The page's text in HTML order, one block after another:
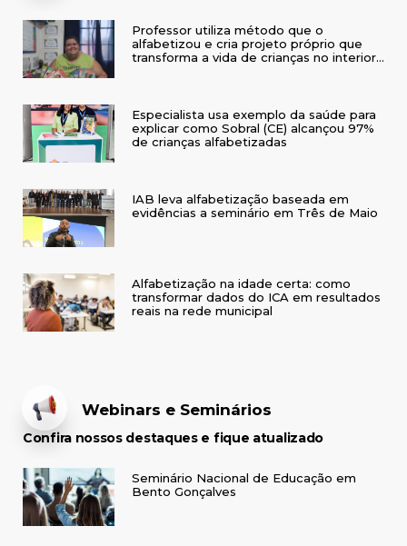
Professor utiliza método que o
alfabetizou e cria projeto próprio que
transforma a vida de crianças no interior
Especialista usa exemplo da saúde para
explicar como Sobral (CE) alcançou 97%
de crianças alfabetizadas
IAB leva alfabetização baseada em
evidências a seminário em Três de Maio
Alfabetização na idade certa: como
transformar dados do ICA em resultados
reais na rede municipal
Webinars e Seminários
Confira nossos destaques e fique atualizado
Seminário Nacional de Educação em
Bento Gonçalves